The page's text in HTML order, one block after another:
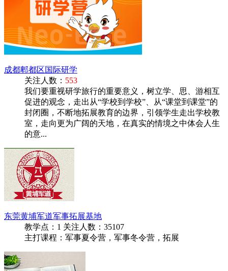
成都郫都区国际研学
关注人数： 553
我们要重视研学旅行的重要意义，树立学、思、游相互
促进的观念，走出从“学校到学校”、从“课堂到课堂”的
封闭圈，不断地拓展教育的边界，引领学生走出学校教
室，走向更为广阔的天地，在真实的情境之中体会人生
的意...
东莞黄埔军道军事拓展基地
教学点： 1 关注人数： 35107
主打课程：军事夏令营，军事冬令营，拓展